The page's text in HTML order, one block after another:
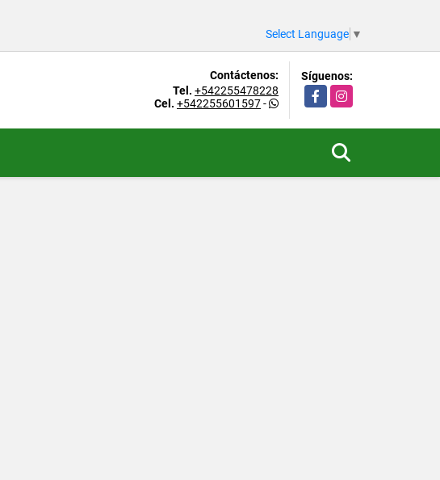
Select Language ▼
Contáctenos:
Tel. +542255478228
Cel. +542255601597-
Síguenos:
FacebookInstagram